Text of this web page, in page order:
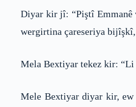
Diyar kir jî: “Piştî Emmanê
wergirtina çareseriya
Mela Bextiyar tekez kir: “Li
Mele Bextiyar diyar kir, ew